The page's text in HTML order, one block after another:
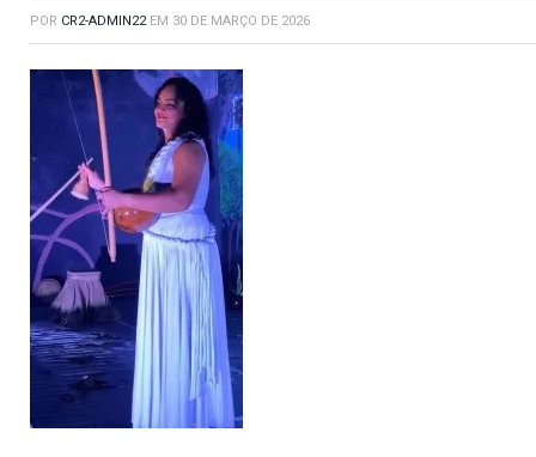
POR CR2-ADMIN22 EM 30 DE MARÇO DE 2026